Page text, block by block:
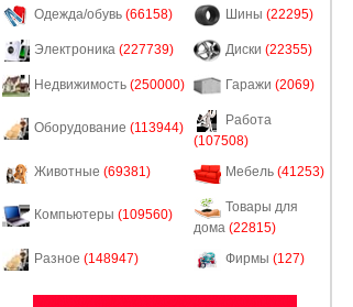
Одежда/обувь (66158) Шины (22295)
Электроника (227739) Диски (22355)
Недвижимость (250000) Гаражи (2069)
Оборудование (113944)
Работа
(107508)
Животные (69381) Мебель (41253)
Компьютеры (109560)
Товары для
дома (22815)
Разное (148947) Фирмы (127)